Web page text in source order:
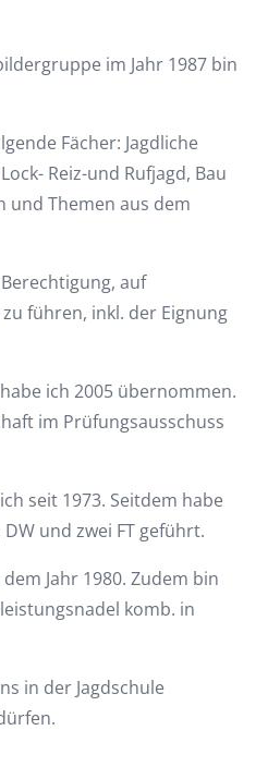
im Jahr 1987 bin
Fächer: Jagdliche
Reiz-und Rufjagd, Bau
und Themen aus dem
auf
führen, inkl. der Eignung
ich 2005 übernommen.
im Prüfungsausschuss
seit 1973. Seitdem habe
DW und zwei FT geführt.
Jahr 1980. Zudem bin
komb. in
in der Jagdschule